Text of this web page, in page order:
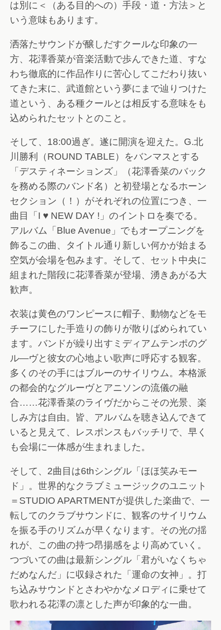
は別に＜（ある目的への）手段・道・方法＞と
いう意味もあります。
洒落たサウンドが醸しだすクールな印象の一
方、花澤香菜が音楽活動で歩んできた道、すな
わち徹底的に作品作りに苦心してこだわり抜い
てきた末に、武道館という夢にまで辿りつけた
道という、ある種クールとは相反する意味をも
込められたセットとのこと。
そして、18:00過ぎ。遂に開演を迎えた。G.北
川勝利（ROUND TABLE）をバンマスとする
「デスティネーションズ」（花澤香菜のバック
を務める際のバンド名）と初登場となるホーン
セクション（！）がそれぞれの位置につき、一
曲目「I ♥ NEW DAY !」のイントロを奏でる。
アルバム「Blue Avenue」でもオープニングを
飾るこの曲、タイトル通り新しい何かが始まる
空気が会場を包みます。そして、セット中央に
組まれた階段に花澤香菜が登場、湧きあがる大
歓声。
衣装は黄色のワンピースに帽子、動物などをモ
チーフにした手造りの飾りが散りばめられてい
ます。バンドが繰り出すミディアムテンポのグ
ル―ヴと彼女の心地よい歌声に呼応する観客。
多くのその手にはブルーのサイリウム。本格派
の都会的なグルーヴとアニソンの流儀の融
合……花澤香菜のライヴだからこその光景、楽
しみ方は自由。皆、アルバムを聴き込んできて
いると見えて、レスポンスもバッチリで、早く
も会場に一体感が生まれました。
そして、2曲目は6thシングル「ほほ笑みモー
ド」。世界的なクラブミュージックのユニット
＝STUDIO APARTMENTが提供した楽曲で、一
転してのクラブサウンドに、観客のサイリウム
を振る手のリズムが早くなります。その光の揺
れが、この曲の持つ昂揚感をより高めていく。
つづいての曲は最新シングル「君がいなくちゃ
だめなんだ」に収録された「運命の女神」。打
ち込みサウンドとさわやかなメロディに乗せて
歌われる花澤の凛とした声が印象的な一曲。